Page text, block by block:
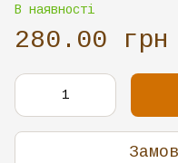
В наявності
280.00 грн